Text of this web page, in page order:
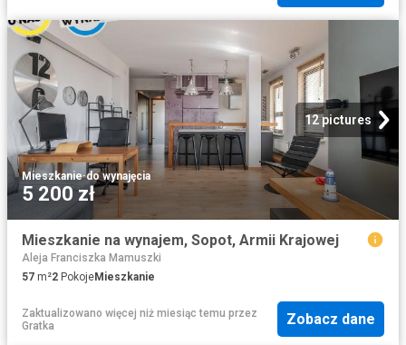
12 pictures
Mieszkanie·do wynajęcia
5 200 zł
Mieszkanie na wynajem, Sopot, Armii Krajowej
Aleja Franciszka Mamuszki
57 m²2 PokojeMieszkanie
Zaktualizowano więcej niż miesiąc temu przez
Gratka
Zobacz dane